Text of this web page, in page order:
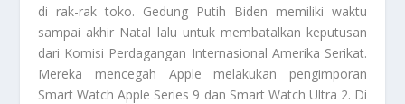
di rak-rak toko. Gedung Putih Biden memiliki waktu
sampai akhir Natal lalu untuk membatalkan keputusan
dari Komisi Perdagangan Internasional Amerika Serikat.
Mereka mencegah Apple melakukan pengimporan
Smart Watch Apple Series 9 dan Smart Watch Ultra 2. Di